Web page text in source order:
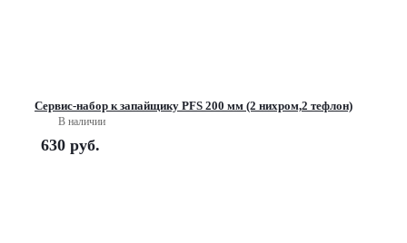
Сервис-набор к запайщику PFS 200 мм (2 нихром,2 тефлон)
В наличии
630 руб.